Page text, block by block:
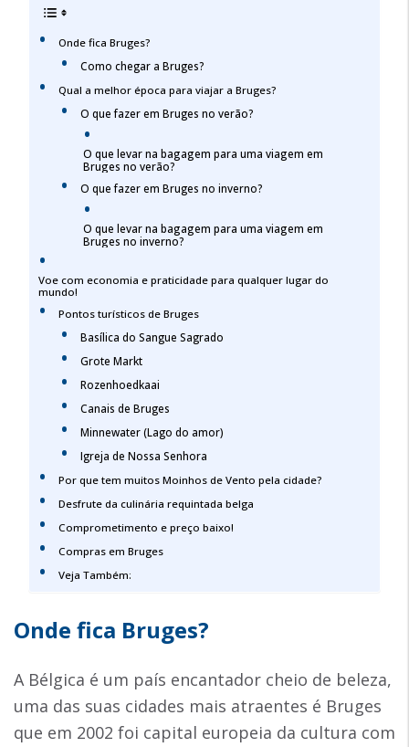
Onde fica Bruges?
Como chegar a Bruges?
Qual a melhor época para viajar a Bruges?
O que fazer em Bruges no verão?
O que levar na bagagem para uma viagem em
Bruges no verão?
O que fazer em Bruges no inverno?
O que levar na bagagem para uma viagem em
Bruges no inverno?
Voe com economia e praticidade para qualquer lugar do
mundo!
Pontos turísticos de Bruges
Basílica do Sangue Sagrado
Grote Markt
Rozenhoedkaai
Canais de Bruges
Minnewater (Lago do amor)
Igreja de Nossa Senhora
Por que tem muitos Moinhos de Vento pela cidade?
Desfrute da culinária requintada belga
Comprometimento e preço baixo!
Compras em Bruges
Veja Também:
Onde fica Bruges?
A Bélgica é um país encantador cheio de beleza,
uma das suas cidades mais atraentes é Bruges
que em 2002 foi capital europeia da cultura com